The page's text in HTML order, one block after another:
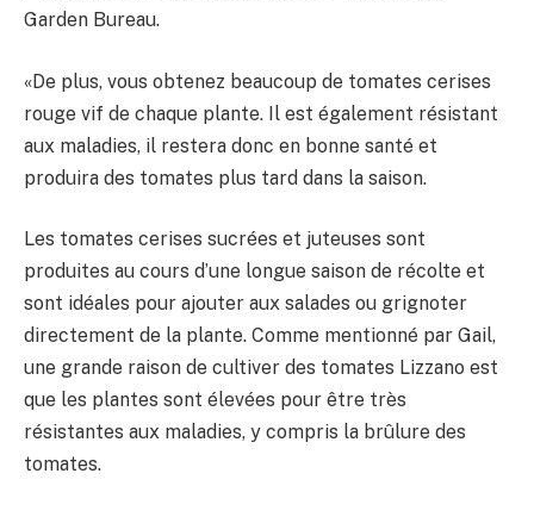
Garden Bureau.
«De plus, vous obtenez beaucoup de tomates cerises
rouge vif de chaque plante. Il est également résistant
aux maladies, il restera donc en bonne santé et
produira des tomates plus tard dans la saison.
Les tomates cerises sucrées et juteuses sont
produites au cours d’une longue saison de récolte et
sont idéales pour ajouter aux salades ou grignoter
directement de la plante. Comme mentionné par Gail,
une grande raison de cultiver des tomates Lizzano est
que les plantes sont élevées pour être très
résistantes aux maladies, y compris la brûlure des
tomates.